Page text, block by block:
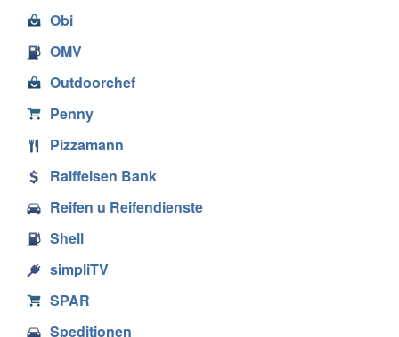
Obi
OMV
Outdoorchef
Penny
Pizzamann
Raiffeisen Bank
Reifen u Reifendienste
Shell
simpliTV
SPAR
Speditionen